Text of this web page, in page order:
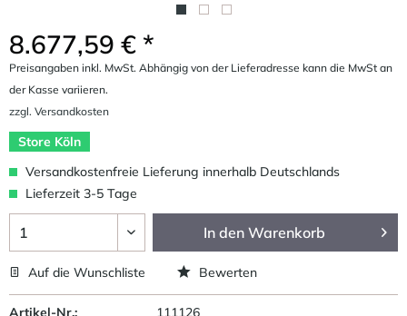
8.677,59 € *
Preisangaben inkl. MwSt. Abhängig von der Lieferadresse kann die MwSt an
der Kasse variieren.
zzgl. Versandkosten
Store Köln
Versandkostenfreie Lieferung innerhalb Deutschlands
Lieferzeit 3-5 Tage
In den Warenkorb
Auf die Wunschliste Bewerten
Artikel-Nr.: 111126